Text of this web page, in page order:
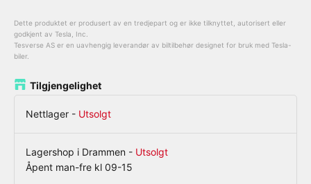
Dette produktet er produsert av en tredjepart og er ikke tilknyttet, autorisert eller
godkjent av Tesla, Inc.
Tesverse AS er en uavhengig leverandør av biltilbehør designet for bruk med Tesla-
biler.
Tilgjengelighet
Nettlager - Utsolgt
Lagershop i Drammen - Utsolgt
Åpent man-fre kl 09-15